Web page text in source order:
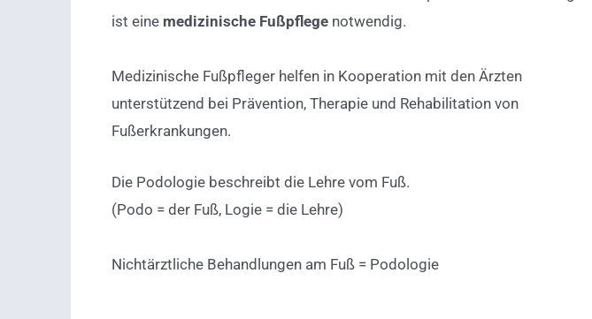
ist eine medizinische Fußpflegenotwendig.
Medizinische Fußpfleger helfen in Kooperation mit den Ärzten
unterstützend bei Prävention, Therapie und Rehabilitation von
Fußerkrankungen.
Die Podologie beschreibt die Lehre vom Fuß.
(Podo = der Fuß, Logie = die Lehre)
Nichtärztliche Behandlungen am Fuß = Podologie